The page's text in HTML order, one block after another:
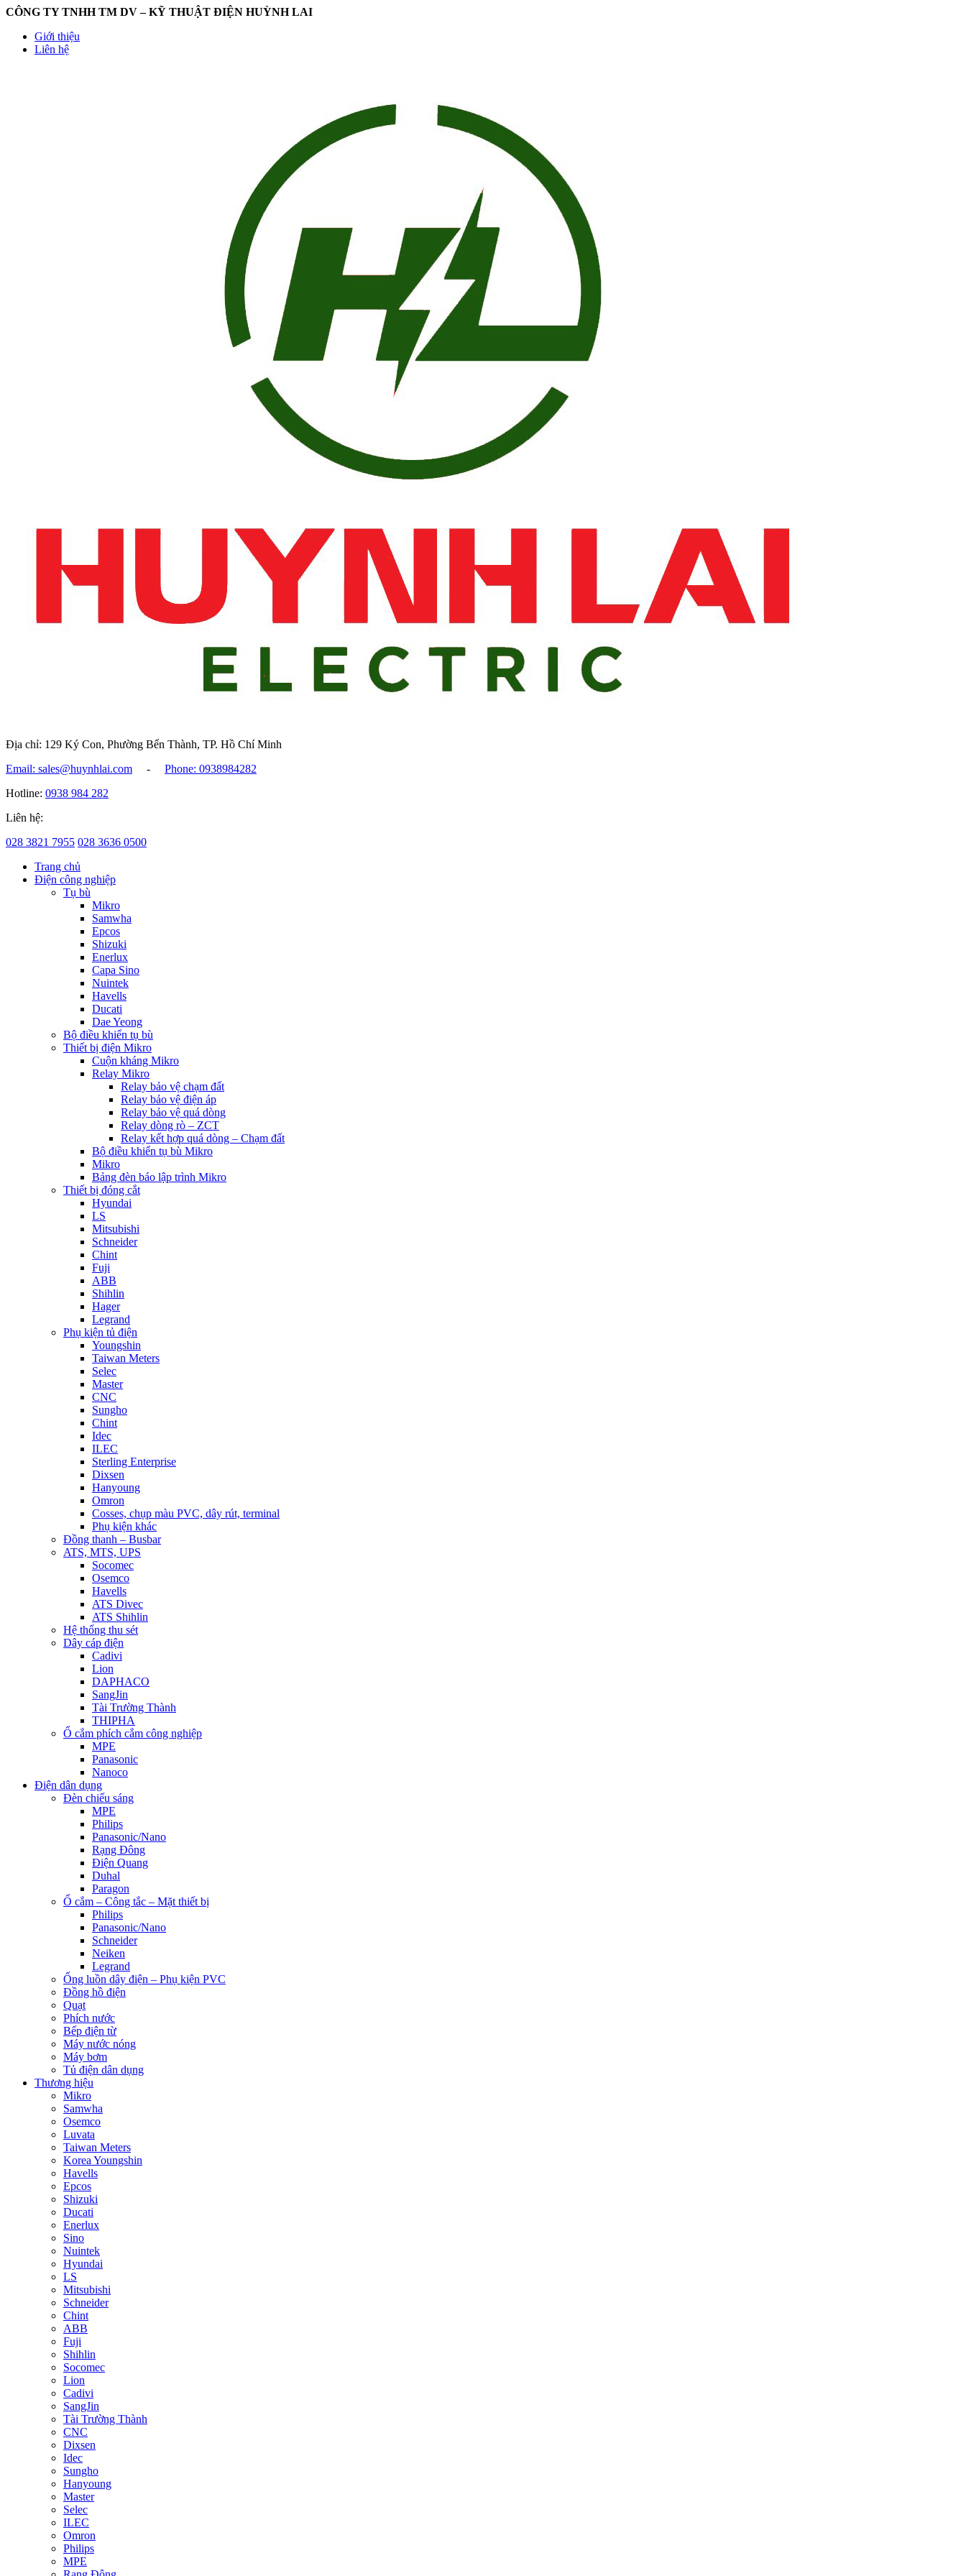
CÔNG TY TNHH TM DV – KỸ THUẬT ĐIỆN HUỲNH LAI
Giới thiệu
Liên hệ
Địa chỉ: 129 Ký Con, Phường Bến Thành, TP. Hồ Chí Minh
Email: sales@huynhlai.com
-
Phone: 0938984282
Hotline: 0938 984 282
Liên hệ:
028 3821 7955 028 3636 0500
Trang chủ
Điện công nghiệp
Tụ bù
Mikro
Samwha
Epcos
Shizuki
Enerlux
Capa Sino
Nuintek
Havells
Ducati
Dae Yeong
Bộ điều khiển tụ bù
Thiết bị điện Mikro
Cuộn kháng Mikro
Relay Mikro
Relay bảo vệ chạm đất
Relay bảo vệ điện áp
Relay bảo vệ quá dòng
Relay dòng rò – ZCT
Relay kết hợp quá dòng – Chạm đất
Bộ điều khiển tụ bù Mikro
Mikro
Bảng đèn báo lập trình Mikro
Thiết bị đóng cắt
Hyundai
LS
Mitsubishi
Schneider
Chint
Fuji
ABB
Shihlin
Hager
Legrand
Phụ kiện tủ điện
Youngshin
Taiwan Meters
Selec
Master
CNC
Sungho
Chint
Idec
ILEC
Sterling Enterprise
Dixsen
Hanyoung
Omron
Cosses, chụp màu PVC, dây rút, terminal
Phụ kiện khác
Đồng thanh – Busbar
ATS, MTS, UPS
Socomec
Osemco
Havells
ATS Divec
ATS Shihlin
Hệ thống thu sét
Dây cáp điện
Cadivi
Lion
DAPHACO
SangJin
Tài Trường Thành
THIPHA
Ổ cắm phích cắm công nghiệp
MPE
Panasonic
Nanoco
Điện dân dụng
Đèn chiếu sáng
MPE
Philips
Panasonic/Nano
Rạng Đông
Điện Quang
Duhal
Paragon
Ổ cắm – Công tắc – Mặt thiết bị
Philips
Panasonic/Nano
Schneider
Neiken
Legrand
Ống luồn dây điện – Phụ kiện PVC
Đồng hồ điện
Quạt
Phích nước
Bếp điện từ
Máy nước nóng
Máy bơm
Tủ điện dân dụng
Thương hiệu
Mikro
Samwha
Osemco
Luvata
Taiwan Meters
Korea Youngshin
Havells
Epcos
Shizuki
Ducati
Enerlux
Sino
Nuintek
Hyundai
LS
Mitsubishi
Schneider
Chint
ABB
Fuji
Shihlin
Socomec
Lion
Cadivi
SangJin
Tài Trường Thành
CNC
Dixsen
Idec
Sungho
Hanyoung
Master
Selec
ILEC
Omron
Philips
MPE